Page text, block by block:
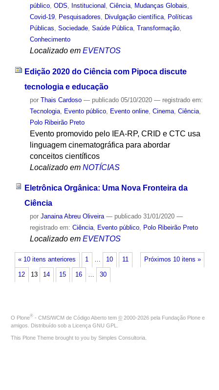
público, ODS Institucional Ciência, Mudanças Globais
Covid-19, Pesquisadores Divulgação científica,
Políticas
Públicas Sociedade, Saúde Pública, Transformação,
Conhecimento
Localizado em EVENTOS
Edição 2020 do Ciência com Pipoca discute
tecnologia e educação
por Thais Cardoso — publicado05/10/2020 — registrado em:
Tecnologia, Evento público, Evento online, Cinema, Ciência,
Polo Ribeirão Preto
Evento promovido pelo IEA-RP, CRID e CTC usa
linguagem cinematográfica para abordar
conceitos científicos
Localizado em NOTÍCIAS
Eletrônica Orgânica: Uma Nova Fronteira da
Ciência
por Janaina Abreu Oliveira — publicado31/01/2020 —
registrado em: Ciência, Evento público, Polo Ribeirão Preto
Localizado em EVENTOS
« 10 itens anteriores Próximos 10 itens »
1 … 10 11
12 13 14 15 16 … 30
O Plone® - CMS/WCM de Código Aberto tem © 2000-2026 pela Fundação Plone e
amigos. Distribuído sob a Licença GNU GPL
This Plone Theme brought to you by Simples Consultoria